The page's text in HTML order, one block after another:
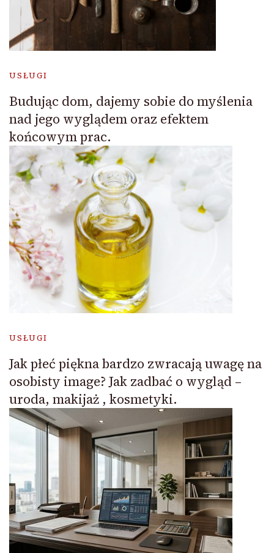
USŁUGI
Budując dom, dajemy sobie do myślenia
nad jego wyglądem oraz efektem
końcowym prac.
USŁUGI
Jak płeć piękna bardzo zwracają uwagę na
osobisty image? Jak zadbać o wygląd –
uroda, makijaż , kosmetyki.